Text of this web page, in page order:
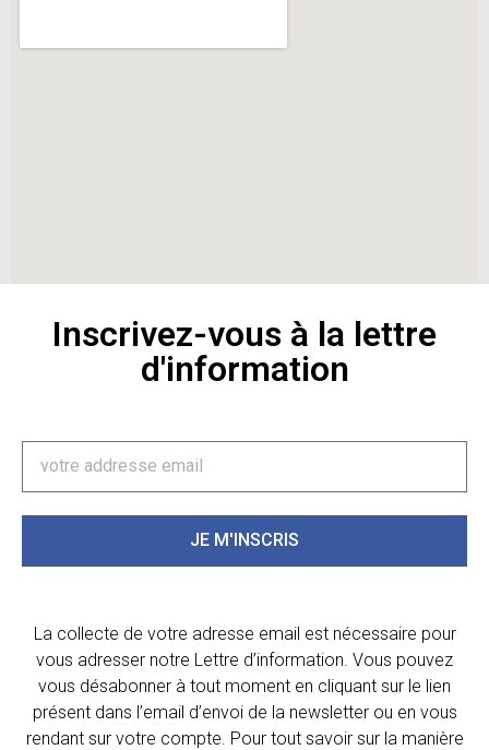
Inscrivez-vous à la lettre
d'information
JE M'INSCRIS
La collecte de votre adresse email est nécessaire pour
vous adresser notre Lettre d’information. Vous pouvez
vous désabonner à tout moment en cliquant sur le lien
présent dans l’email d’envoi de la newsletter ou en vous
rendant sur votre compte. Pour tout savoir sur la manière